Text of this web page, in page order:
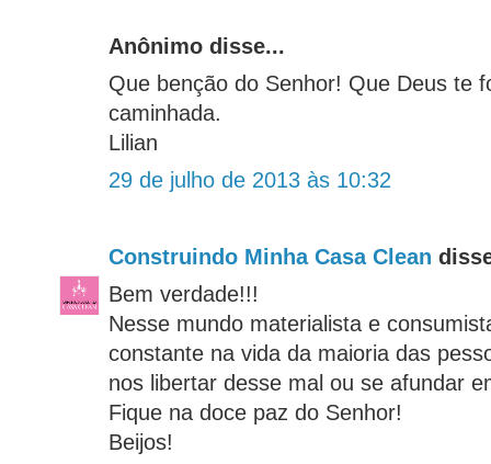
Anônimo disse...
Que benção do Senhor! Que Deus te
caminhada.
Lilian
29 de julho de 2013 às 10:32
Construindo Minha Casa Clean
Bem verdade!!!
Nesse mundo materialista e
constante na vida da maioria das
nos libertar desse mal ou se afundar
Fique na doce paz do Senhor!
Beijos!